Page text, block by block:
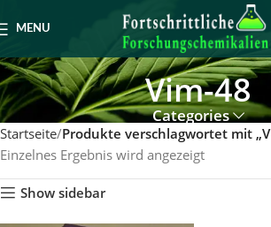
MENU
Vim-48
Categories
Startseite Produkte verschlagwortet mit
Einzelnes Ergebnis wird angezeigt
Show sidebar